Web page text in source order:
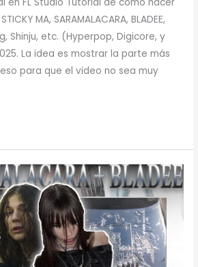
en FL Studio Tutorial de cómo hacer
MA, SARAMALACARA, BLADEE,
Shinju, etc. (Hyperpop, Digicore, y
La idea es mostrar la parte más
para que el video no sea muy